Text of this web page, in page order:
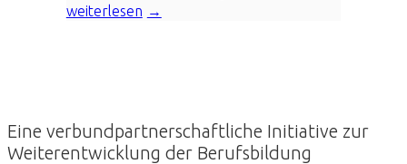
weiterlesen
Eine verbundpartnerschaftliche Initiative zur
Weiterentwicklung der Berufsbildung